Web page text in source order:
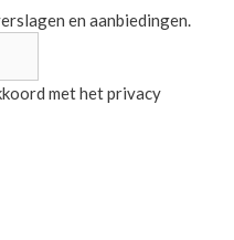
en aanbiedingen.
met het privacy